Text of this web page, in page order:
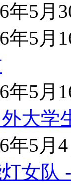
年5月
年5月
年5月
大学
年5月4
女队